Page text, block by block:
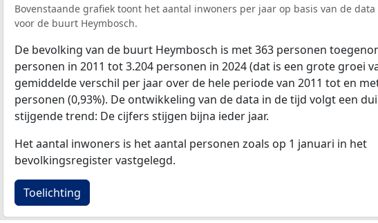
Bovenstaande grafiek toont het aantal inwoners per jaar op basis van de data
voor de buurt Heymbosch.
De bevolking van de buurt Heymbosch is met 363 personen
personen in 2011 tot 3.204 personen in 2024 (dat is een grote groei
gemiddelde verschil per jaar over de hele periode van 2011 tot en
personen (0,93%). De ontwikkeling van de data in de tijd volgt een
stijgende trend: De cijfers stijgen bijna ieder jaar.
Het aantal inwoners is het aantal personen zoals op 1 januari in het
bevolkingsregister vastgelegd.
Toelichting